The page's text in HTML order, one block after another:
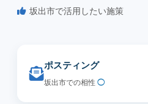
坂出市で活用したい施策
ポスティング
坂出市での相性 ◯